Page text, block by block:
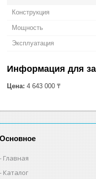
Конструкция
Мощность
Эксплуатация
Информация для
Цена: 4 643 000 ₸
Основное
Главная
Каталог